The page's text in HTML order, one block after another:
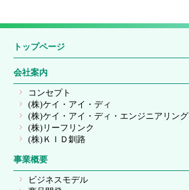
トップページ
会社案内
コンセプト
(株)ケイ・アイ・ディ
(株)ケイ・アイ・ディ・エンジニアリング
(株)リーフリンク
(株)ＫＩＤ釧路
事業概要
ビジネスモデル